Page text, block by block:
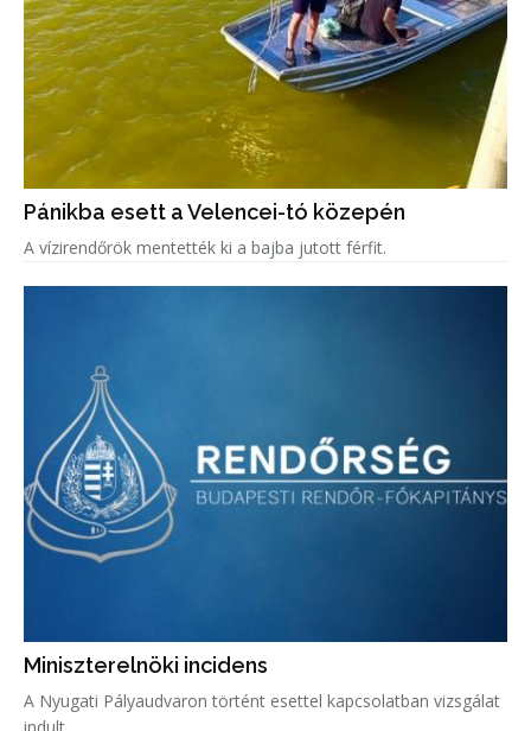
Pánikba esett a Velencei-tó közepén
A vízirendőrök mentették ki a bajba jutott férfit.
Miniszterelnöki incidens
A Nyugati Pályaudvaron történt esettel kapcsolatban vizsgálat
indult.